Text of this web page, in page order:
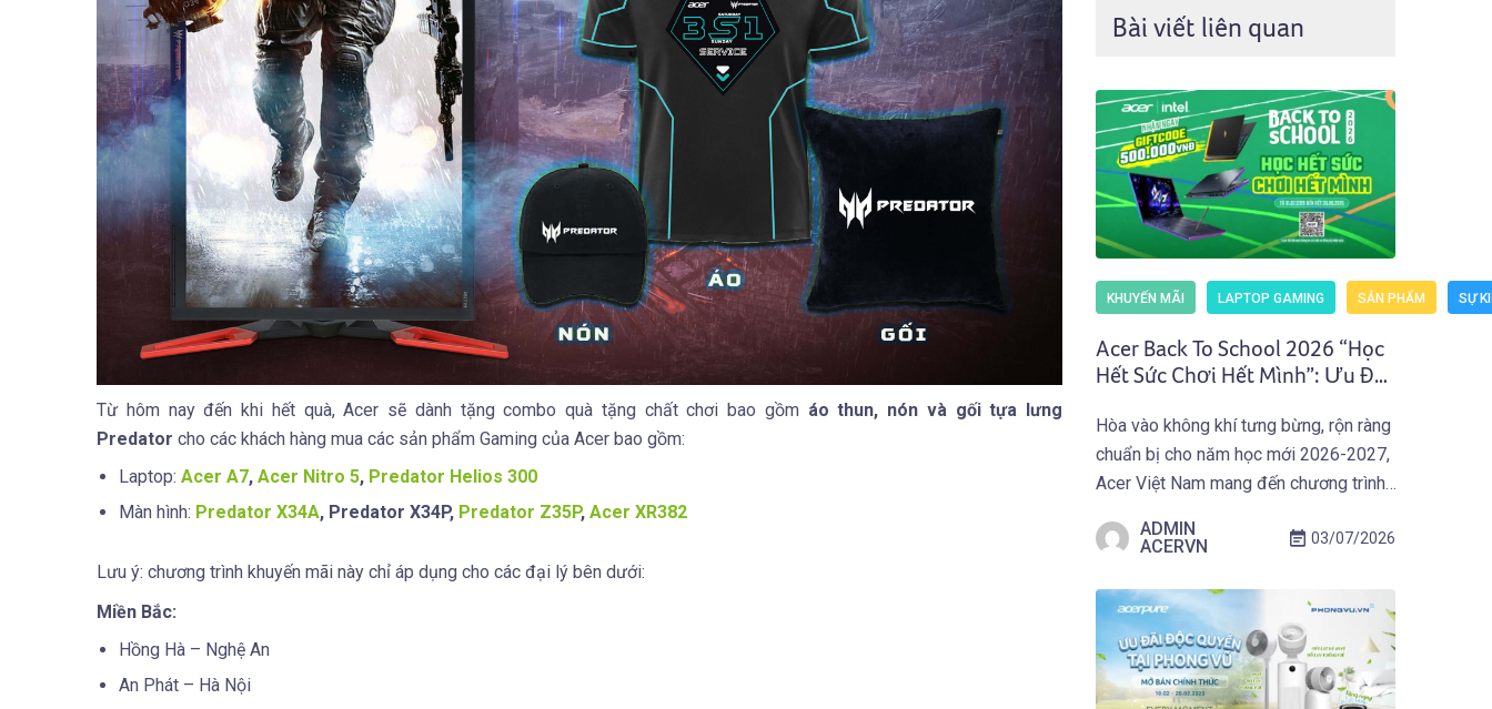
Từ hôm nay đến khi hết quà, Acer sẽ dành tặng combo quà tặng chất chơi bao gồm áo thun, nón và gối tựa lưng
Predator cho các khách hàng mua các sản phẩm Gaming của Acer bao gồm:
Laptop: Acer A7, Acer Nitro 5, Predator Helios 300
Màn hình: Predator X34A, Predator X34P, Predator Z35P, Acer XR382
Lưu ý: chương trình khuyến mãi này chỉ áp dụng cho các đại lý bên dưới:
Miền Bắc:
Hồng Hà – Nghệ An
An Phát – Hà Nội
Bài viết liên quan
KHUYẾN MÃI LAPTOP GAMING SẢN PHẨM SỰ
Acer Back To School 2026 “Học
Hết Sức Chơi Hết Mình”: Ưu Đãi
(Predator) Nhận Giftcode
500.000 VNĐ (01.07 –
30.09.2026)
Hòa vào không khí tưng bừng, rộn ràng
chuẩn bị cho năm học mới 2026-2027,
Acer Việt Nam mang đến chương trình
Back To School 2026 “Học Hết Sức
Sinh Sinh Viên và người dùng sở hữu
Laptop Gaming […]
ADMIN
ACERVN
03/07/2026